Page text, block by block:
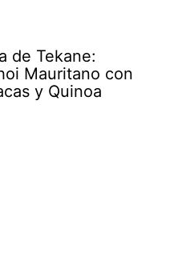
de Tekane:
Mauritano con
y Quinoa